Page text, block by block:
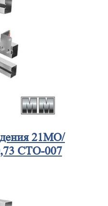
21МО/
СТО-007